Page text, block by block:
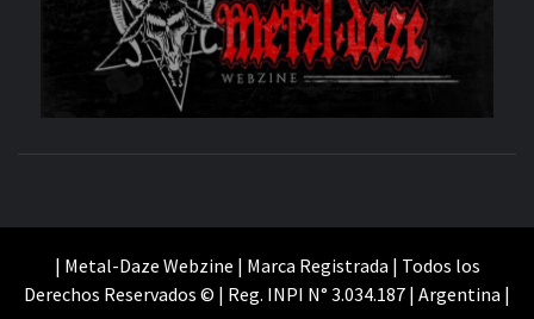
| Metal-Daze Webzine | Marca Registrada | Todos los
Derechos Reservados © | Reg. INPI N° 3.034.187 | Argentina |